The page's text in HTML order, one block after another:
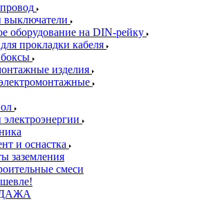
выключатели
оборудование на DIN-рейку
прокладки кабеля
изделия
и оснастка
заземления
смеси